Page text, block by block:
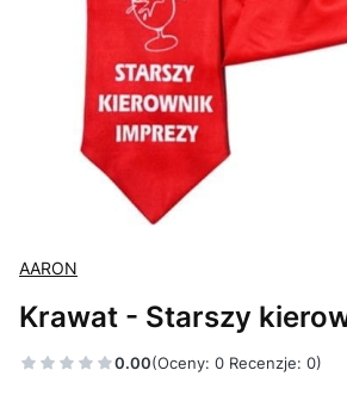
AARON
Krawat - Starszy
0.00(Oceny: 0 Recenzje: 0)